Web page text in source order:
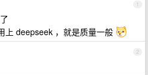
1
上 deepseek ，就是质量一般
2